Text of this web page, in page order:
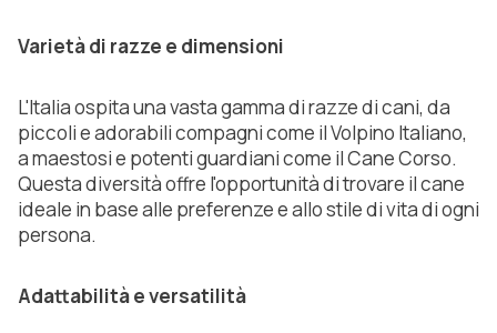
Varietà di razze e dimensioni
L'Italia ospita una vasta gamma di razze di cani, da
piccoli e adorabili compagni come il Volpino Italiano,
a maestosi e potenti guardiani come il Cane Corso.
Questa diversità offre l'opportunità di trovare il cane
ideale in base alle preferenze e allo stile di vita di ogni
persona.
Adattabilità e versatilità